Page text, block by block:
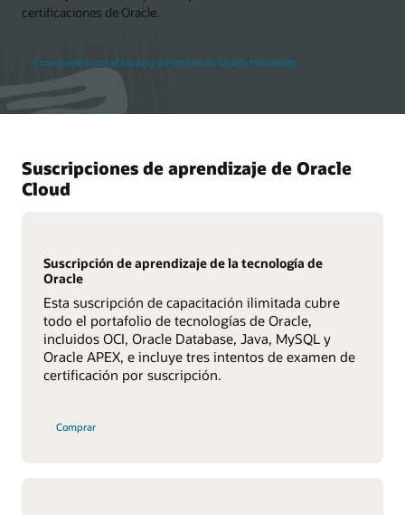
certificaciones de Oracle.
Comunícate con el equipo de ventas de Oracle University
Suscripciones de aprendizaje de Oracle
Cloud
Suscripción de aprendizaje de la tecnología de
Oracle
Esta suscripción de capacitación ilimitada cubre
todo el portafolio de tecnologías de Oracle,
incluidos OCI, Oracle Database, Java, MySQL y
Oracle APEX, e incluye tres intentos de examen de
certificación por suscripción.
Comprar